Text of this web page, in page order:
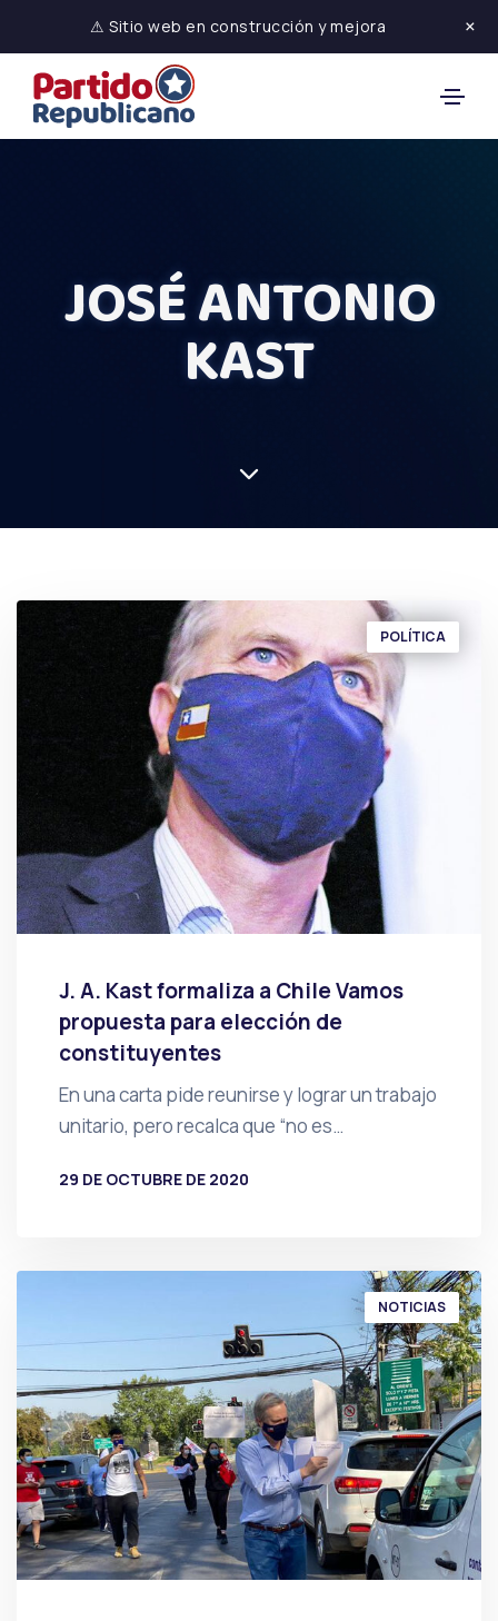
⚠ Sitio web en construcción y mejora ×
JOSÉ ANTONIO
KAST
POLÍTICA
J. A. Kast formaliza a Chile Vamos
propuesta para elección de
constituyentes
En una carta pide reunirse y lograr un trabajo
unitario, pero recalca que “no es…
29 DE OCTUBRE DE 2020
NOTICIAS